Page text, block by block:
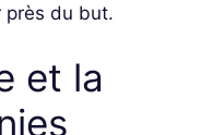
près du but.
et la